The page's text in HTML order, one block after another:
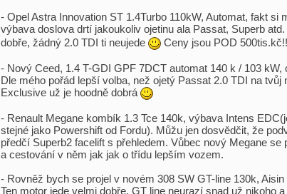
- Opel Astra Innovation ST 1.4Turbo 110kW, Automat, fakt si
výbava doslova drtí jakoukoliv ojetinu ala Passat, Superb atd.
dobře, žádný 2.0 TDI ti neujede
Ceny jsou POD 500tis.kč!!
- Nový Ceed, 1.4 T-GDI GPF 7DCT automat 140 k / 103 kW,
Dle mého pořád lepší volba, než ojetý Passat 2.0 TDI na tvůj
Exclusive už je hoodně dobrá
- Renault Megane kombík 1.3 Tce 140k, výbava Intens
stejné jako Powershift od Fordu). Můžu jen dosvědčit, že
předčí Superb2 facelift s přehledem. Vůbec nový Megane se
a cestování v něm jak jak o třídu lepším vozem.
- Rovněž bych se projel v novém 308 SW GT-line 130k, Aisin
Ten motor jede velmi dobře, GT line neurazí snad už nikoho